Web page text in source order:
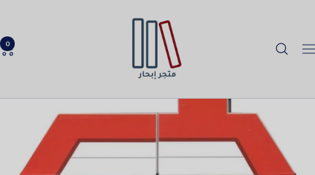
التنقل
Ibhar
Bookstore
0